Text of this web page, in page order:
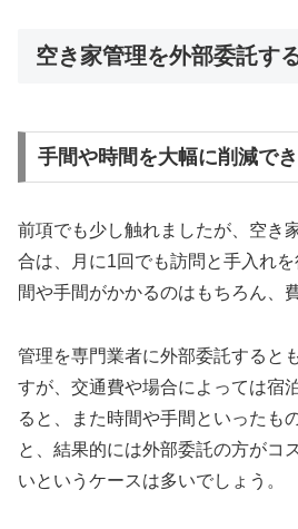
空き家管理を外部委託す
手間や時間を大幅に削減で
前項でも少し触れましたが、空き
合は、月に1回でも訪問と手入れ
間や手間がかかるのはもちろん、
管理を専門業者に外部委託すると
すが、交通費や場合によっては宿
ると、また時間や手間といったも
と、結果的には外部委託の方がコ
いというケースは多いでしょう。